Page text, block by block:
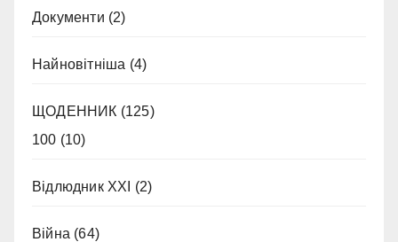
Документи (2)
Найновітніша (4)
ЩОДЕННИК (125)
100 (10)
Відлюдник XXI (2)
Війна (64)